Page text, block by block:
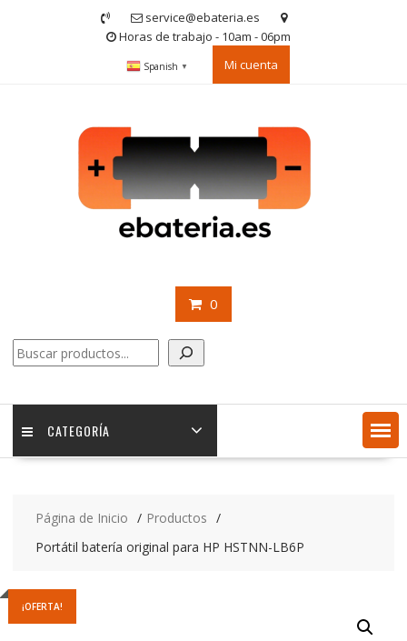
service@ebateria.es
Horas de trabajo - 10am - 06pm
Spanish ▼ Mi cuenta
0
Buscar
CATEGORÍA
Página de Inicio
Productos
Portátil batería original para HP HSTNN-LB6P
¡OFERTA!